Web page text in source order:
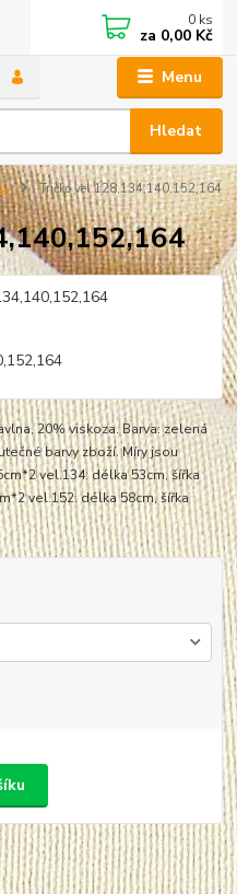
Menu
Hledat
0 ks
za 0,00 Kč
Tričko vel.128,134,140,152,164
20% viskoza. Barva: zelená
barvy zboží. Míry jsou
vel.134: délka 53cm, šířka
vel.152: délka 58cm, šířka